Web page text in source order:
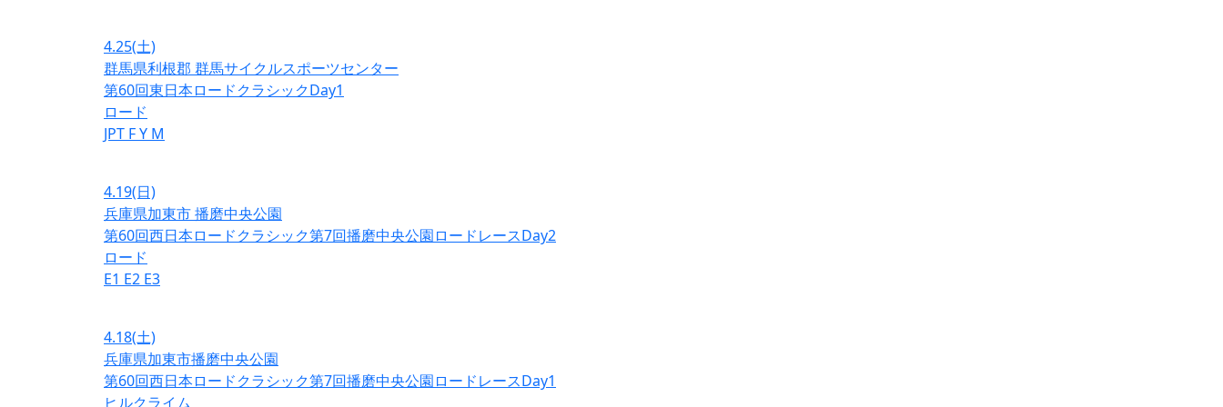
4.25(土)
群馬県利根郡 群馬サイクルスポーツセンター
第60回東日本ロードクラシックDay1
ロード
JPT FY M
4.19(日)
兵庫県加東市 播磨中央公園
第60回西日本ロードクラシック第7回播磨中央公園ロードレースDay2
ロード
E1 E2 E3
4.18(土)
兵庫県加東市播磨中央公園
第60回西日本ロードクラシック第7回播磨中央公園ロードレースDay1
ヒルクライム